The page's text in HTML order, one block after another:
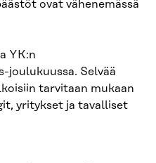
ovat vähenemässä
YK:n
joulukuussa. Selvää
tarvitaan mukaan
yritykset ja tavalliset